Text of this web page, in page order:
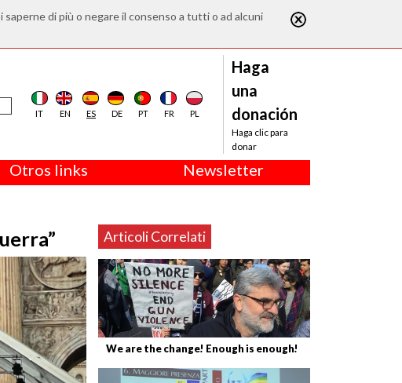
di più o negare il consenso a tutti o ad alcuni
IT EN ES DE PT FR PL
Haga
una
donación
Haga clic para
donar
Otros links Newsletter
Articoli Correlati
We are the change! Enough is enough!